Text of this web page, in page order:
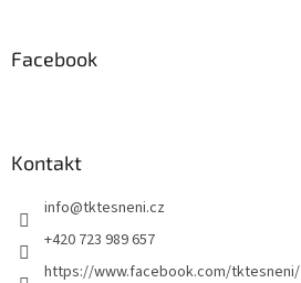
Facebook
Kontakt
info@tktesneni.cz
+420 723 989 657
https://www.facebook.com/tktesneni/